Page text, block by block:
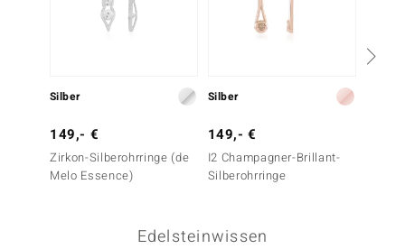
Silber
149,- €
Zirkon-Silberohrringe (de
Melo Essence)
Silber
149,- €
I2 Champagner-Brillant-
Silberohrringe
Edelsteinwissen